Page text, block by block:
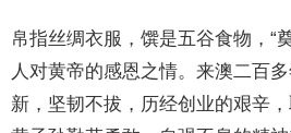
帛指丝绸衣服，馔是五谷食物，“
人对黄帝的感恩之情。来澳二百
新，坚韧不拔，历经创业的艰辛